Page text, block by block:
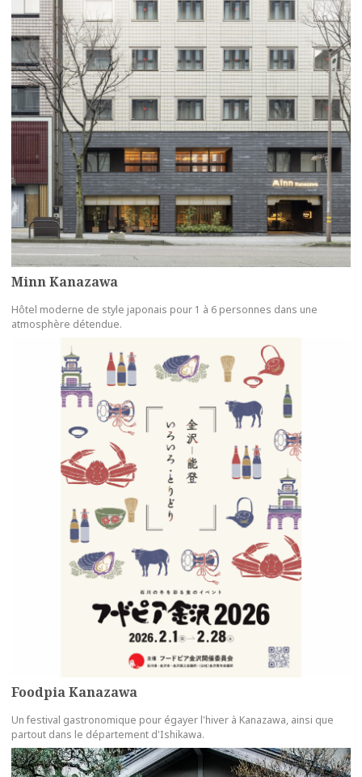
Minn Kanazawa
Hôtel moderne de style japonais pour 1 à 6 personnes dans une
atmosphère détendue.
Foodpia Kanazawa
Un festival gastronomique pour égayer l'hiver à Kanazawa, ainsi que
partout dans le département d'Ishikawa.
more